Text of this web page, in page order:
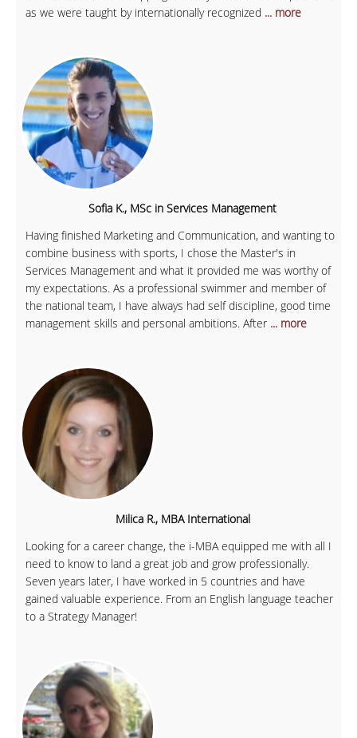
as we were taught by internationally recognized ... more
Sofia K., MSc in Services Management
Having finished Marketing and Communication, and wanting to
combine business with sports, I chose the Master's in
Services Management and what it provided me was worthy of
my expectations. As a professional swimmer and member of
the national team, I have always had self discipline, good time
management skills and personal ambitions. After ... more
Milica R., MBA International
Looking for a career change, the i-MBA equipped me with all I
need to know to land a great job and grow professionally.
Seven years later, I have worked in 5 countries and have
gained valuable experience. From an English language teacher
to a Strategy Manager!